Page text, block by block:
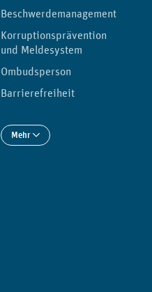
Beschwerdemanagement
Korruptionsprävention
und Meldesystem
Ombudsperson
Barrierefreiheit
Mehr